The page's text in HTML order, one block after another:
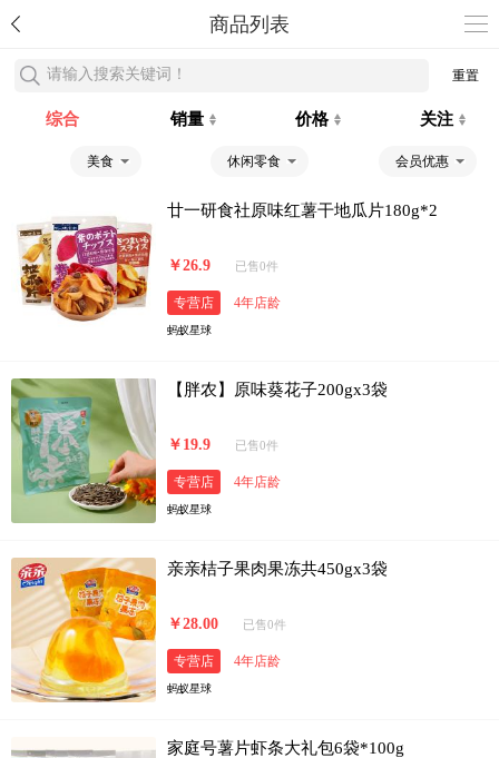
商品列表
请输入搜索关键词！ 重置
综合 销量 价格 关注
美食 休闲零食 会员优惠
廿一研食社原味红薯干地瓜片180g*2
￥26.9 已售0件
专营店 4年店龄
蚂蚁星球
【胖农】原味葵花子200gx3袋
￥19.9 已售0件
专营店 4年店龄
蚂蚁星球
亲亲桔子果肉果冻共450gx3袋
￥28.00 已售0件
专营店 4年店龄
蚂蚁星球
家庭号薯片虾条大礼包6袋*100g